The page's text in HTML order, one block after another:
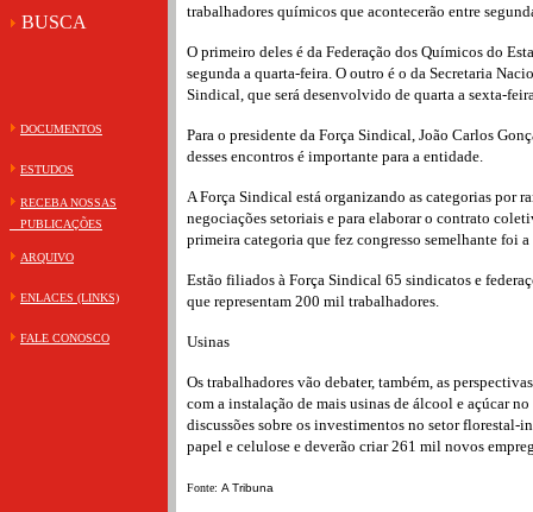
BUSCA
DOCUMENTOS
ESTUDOS
RECEBA NOSSAS
PUBLICAÇÕES
ARQUIVO
ENLACES (LINKS)
FALE CONOSCO
trabalhadores químicos que acontecerão entre
O primeiro deles é da Federação dos Químicos do
segunda a quarta-feira. O outro é o da Secretaria
Sindical, que será desenvolvido de quarta a sexta-
Para o presidente da Força Sindical, João Carlos
desses encontros é importante para a entidade.
A Força Sindical está organizando as categorias por
negociações setoriais e para elaborar o contrato
primeira categoria que fez congresso semelhante foi
Estão filiados à Força Sindical 65 sindicatos e
que representam 200 mil trabalhadores.
Usinas
Os trabalhadores vão debater, também, as
com a instalação de mais usinas de álcool e açúcar
discussões sobre os investimentos no setor florestal-
papel e celulose e deverão criar 261 mil novos
Fonte: A Tribuna